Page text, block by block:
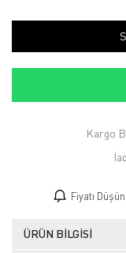
Kargo
Fiyatı
ÜRÜN BILGISI